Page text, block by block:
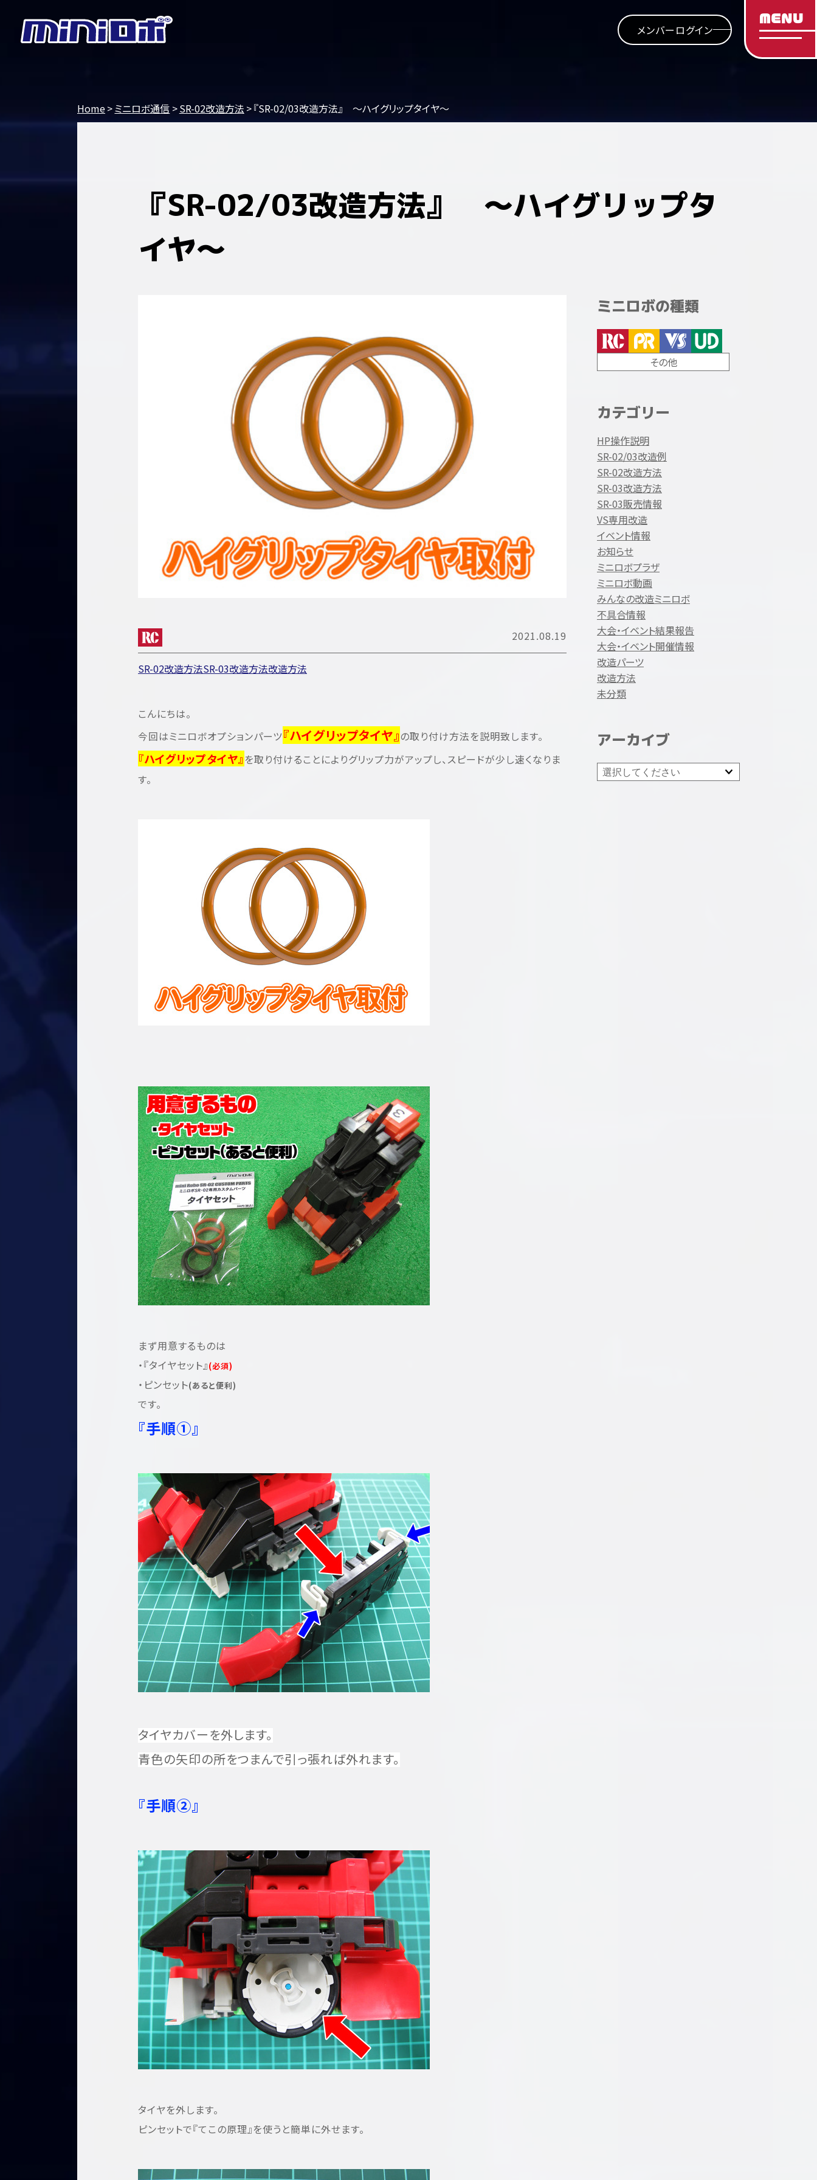
メンバーログイン
MENU
Home ミニロボ通信 SR-02改造方法 『SR-02/03改造方法』 ～ハイグリップタイヤ～
『SR-02/03改造方法』 ～ハイグリップタ
イヤ～
2021.08.19
SR-02改造方法SR-03改造方法改造方法
こんにちは。
今回はミニロボオプションパーツ『ハイグリップタイヤ』の取り付け方法を説明致します。
『ハイグリップタイヤ』 を取り付けることによりグリップ力がアップし、スピードが少し速くなりま
す。
まず用意するものは
・『タイヤセット』(必須)
・ピンセット(あると便利)
です。
『手順①』
タイヤカバーを外します。
青色の矢印の所をつまんで引っ張れば外れます。
『手順②』
タイヤを外します。
ピンセットで『てこの原理』を使うと簡単に外せます。
ミニロボの種類
その他
カテゴリー
HP操作説明
SR-02/03改造例
SR-02改造方法
SR-03改造方法
SR-03販売情報
VS専用改造
イベント情報
お知らせ
ミニロボプラザ
ミニロボ動画
みんなの改造ミニロボ
不具合情報
大会・イベント結果報告
大会・イベント開催情報
改造パーツ
改造方法
未分類
アーカイブ